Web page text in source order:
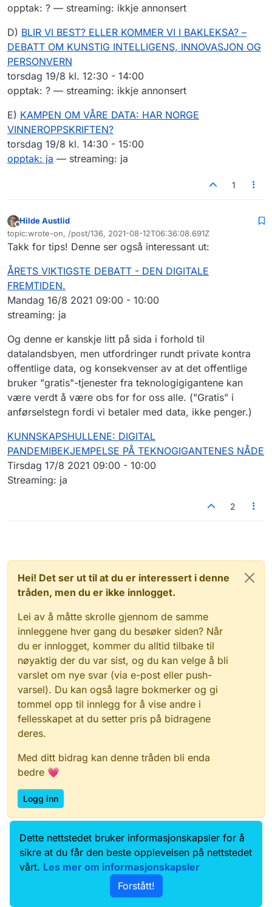
opptak: ? — streaming: ikkje annonsert
D) BLIR VI BEST? ELLER KOMMER VI I BAKLEKSA? –
DEBATT OM KUNSTIG INTELLIGENS, INNOVASJON OG
PERSONVERN
torsdag 19/8 kl. 12:30 - 14:00
opptak: ? — streaming: ikkje annonsert
E) KAMPEN OM VÅRE DATA: HAR NORGE
VINNEROPPSKRIFTEN?
torsdag 19/8 kl. 14:30 - 15:00
opptak: ja — streaming: ja
1
Frakoblet
Hilde Austlid
topic:wrote-on, /post/136, 2021-08-12T06:36:08.691Z
Sist endret av
Takk for tips! Denne ser også interessant ut:
ÅRETS VIKTIGSTE DEBATT - DEN DIGITALE
FREMTIDEN.
Mandag 16/8 2021 09:00 - 10:00
streaming: ja
Og denne er kanskje litt på sida i forhold til
datalandsbyen, men utfordringer rundt private kontra
offentlige data, og konsekvenser av at det offentlige
bruker "gratis"-tjenester fra teknologigigantene kan
være verdt å være obs for for oss alle. ("Gratis" i
anførselstegn fordi vi betaler med data, ikke penger.)
KUNNSKAPSHULLENE: DIGITAL
PANDEMIBEKJEMPELSE PÅ TEKNOGIGANTENES NÅDE
Tirsdag 17/8 2021 09:00 - 10:00
Streaming: ja
2
Hei! Det ser ut til at du er interessert i denne
tråden, men du er ikke innlogget.
Lei av å måtte skrolle gjennom de samme
innleggene hver gang du besøker siden? Når
du er innlogget, kommer du alltid tilbake til
nøyaktig der du var sist, og du kan velge å bli
varslet om nye svar (via e-post eller push-
varsel). Du kan også lagre bokmerker og gi
tommel opp til innlegg for å vise andre i
fellesskapet at du setter pris på bidragene
deres.
Med ditt bidrag kan denne tråden bli enda
bedre 💗
Logg inn
Data.norge.no
Kontakt oss
Samtykke og brukervilkår
Tilgjengelighetserklæring
Personvernerklæring
Dette nettstedet bruker informasjonskapsler for å
sikre at du får den beste opplevelsen på nettstedet
vårt. Les mer om informasjonskapsler
Forstått!